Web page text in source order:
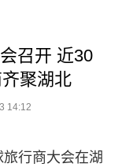
召开 近30
聚湖北
14:12
行商大会在湖